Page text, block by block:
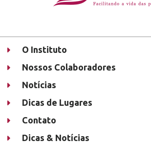
O Instituto
Nossos Colaboradores
Notícias
Dicas de Lugares
Contato
Dicas & Notícias